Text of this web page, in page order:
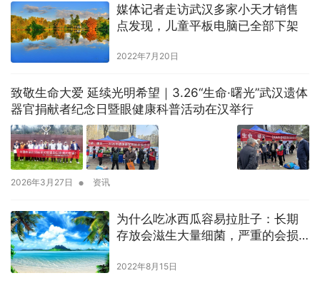
媒体记者走访武汉多家小天才销售
点发现，儿童平板电脑已全部下架
2022年7月20日
致敬生命大爱 延续光明希望｜3.26“生命·曙光”武汉遗体
器官捐献者纪念日暨眼健康科普活动在汉举行
2026年3月27日 • 资讯
为什么吃冰西瓜容易拉肚子：长期
存放会滋生大量细菌，严重的会损
2022年8月15日